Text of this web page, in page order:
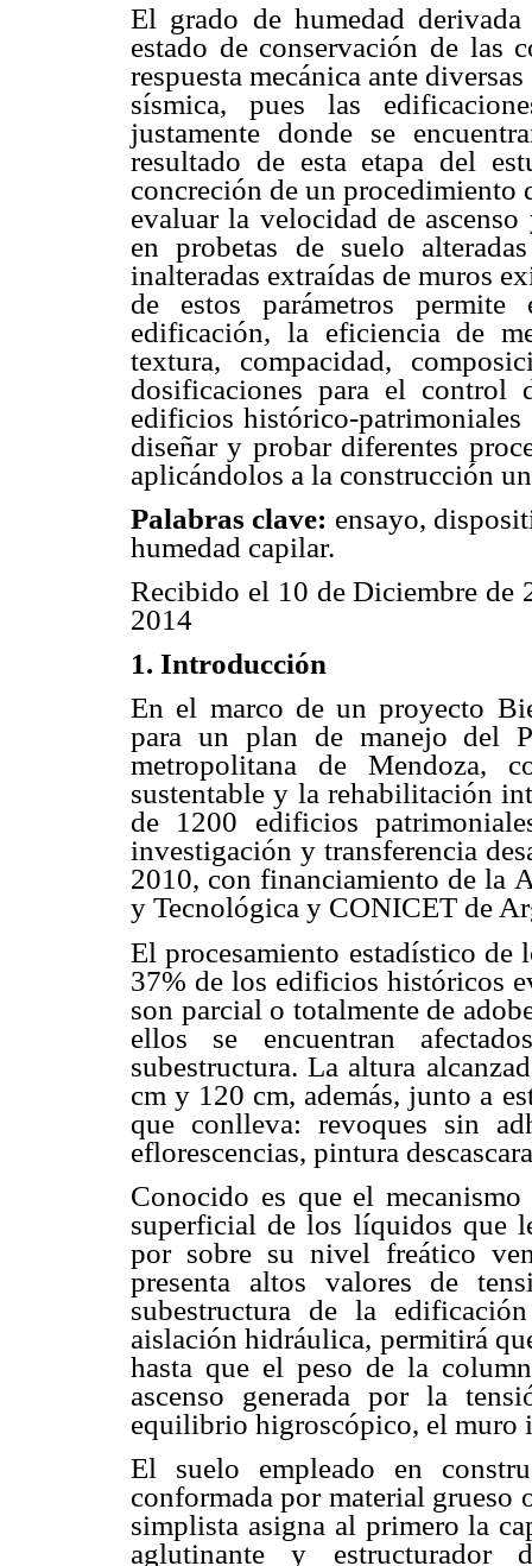
El grado de humedad
estado de conservación de las
respuesta mecánica ante
sísmica, pues las
justamente donde se
resultado de esta etapa del
concreción de un procedimiento
evaluar la velocidad de
en probetas de suelo
inalteradas extraídas de muros
de estos parámetros
edificación, la eficiencia de
textura, compacidad,
dosificaciones para el control
edificios histórico-patrimoniales
diseñar y probar diferentes
aplicándolos a la construcción
Palabras clave: ensayo,
humedad capilar.
Recibido el 10 de Diciembre de
2014
1. Introducción
En el marco de un proyecto
para un plan de manejo del
metropolitana de Mendoza,
sustentable y la rehabilitación
de 1200 edificios
investigación y transferencia
2010, con financiamiento de la
y Tecnológica y CONICET de
El procesamiento estadístico de
37% de los edificios históricos
son parcial o totalmente de
ellos se encuentran
subestructura. La altura
cm y 120 cm, además, junto a
que conlleva: revoques sin
eflorescencias, pintura
Conocido es que el
superficial de los líquidos que
por sobre su nivel freático
presenta altos valores de
subestructura de la
aislación hidráulica, permitirá
hasta que el peso de la
ascenso generada por la
equilibrio higroscópico, el muro
El suelo empleado en
conformada por material grueso
simplista asigna al primero la
aglutinante y estructurador